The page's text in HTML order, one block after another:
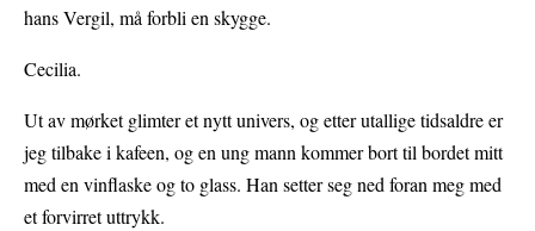
hans Vergil, må forbli en skygge.
Cecilia.
Ut av mørket glimter et nytt univers, og etter utallige tidsaldre er
jeg tilbake i kafeen, og en ung mann kommer bort til bordet mitt
med en vinflaske og to glass. Han setter seg ned foran meg med
et forvirret uttrykk.